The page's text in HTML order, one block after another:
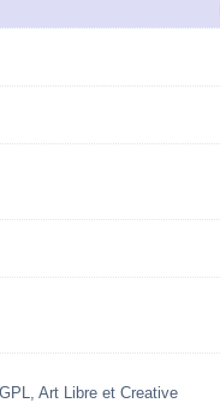
Art Libre et Creative